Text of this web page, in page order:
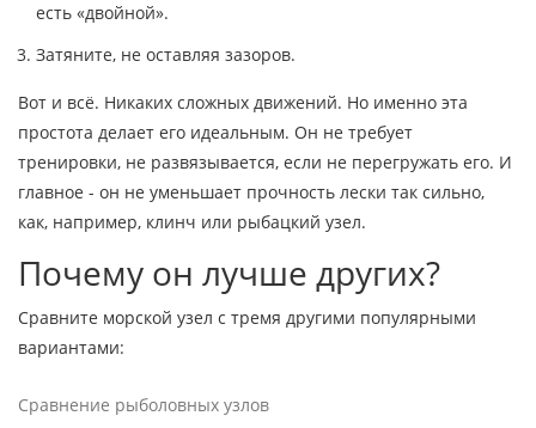
есть «двойной».
Затяните, не оставляя зазоров.
Вот и всё. Никаких сложных движений. Но именно эта
простота делает его идеальным. Он не требует
тренировки, не развязывается, если не перегружать его. И
главное - он не уменьшает прочность лески так сильно,
как, например, клинч или рыбацкий узел.
Почему он лучше других?
Сравните морской узел с тремя другими популярными
вариантами:
Сравнение рыболовных узлов